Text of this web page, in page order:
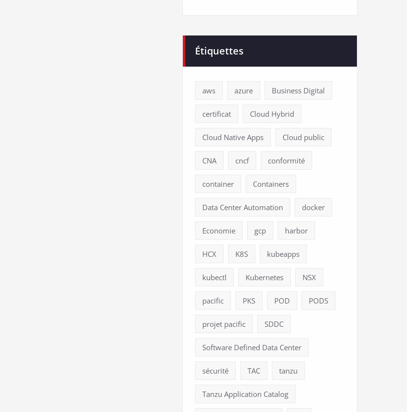
Étiquettes
aws azure Business Digital
certificat Cloud Hybrid
Cloud Native Apps Cloud public
CNA cncf conformité
container Containers
Data Center Automation docker
Economie gcp harbor
HCX K8S kubeapps
kubectl Kubernetes NSX
pacific PKS POD PODS
projet pacific SDDC
Software Defined Data Center
sécurité TAC tanzu
Tanzu Application Catalog